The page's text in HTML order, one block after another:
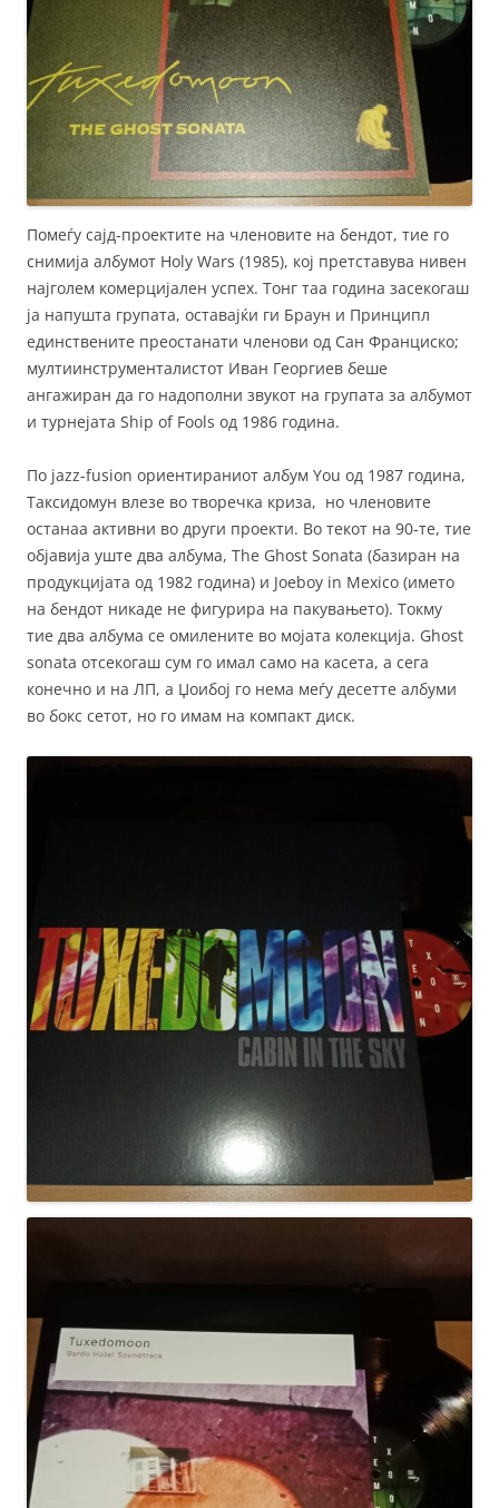
Помеѓу сајд-проектите на членовите на бендот, тие го
снимија албумот Holy Wars (1985), кој претставува нивен
најголем комерцијален успех. Тонг таа година засекогаш
ја напушта групата, оставајќи ги Браун и Принципл
единствените преостанати членови од Сан Франциско;
мултиинструменталистот Иван Георгиев беше
ангажиран да го надополни звукот на групата за албумот
и турнејата Ship of Fools од 1986 година.
По jazz-fusion ориентираниот албум You од 1987 година,
Таксидомун влезе во творечка криза, но членовите
останаа активни во други проекти. Во текот на 90-те, тие
објавија уште два албума, The Ghost Sonata (базиран на
продукцијата од 1982 година) и Joeboy in Mexico (името
на бендот никаде не фигурира на пакувањето). Токму
тие два албума се омилените во мојата колекција. Ghost
sonata отсекогаш сум го имал само на касета, а сега
конечно и на ЛП, а Џоибој го нема меѓу десетте албуми
во бокс сетот, но го имам на компакт диск.